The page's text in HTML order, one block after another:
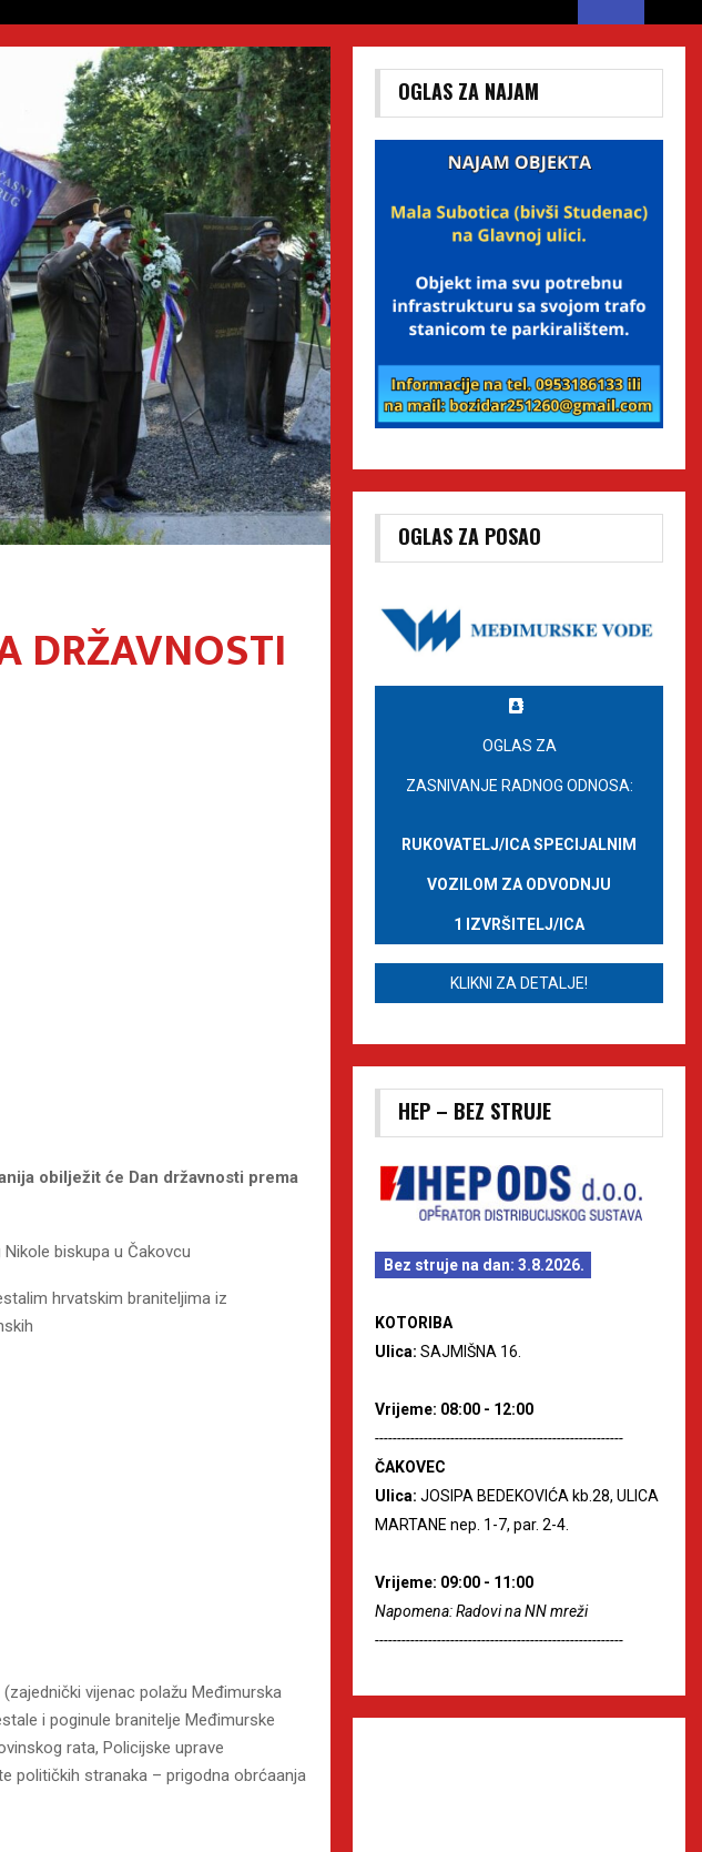
DRŽAVNOSTI
obilježit će Dan državnosti prema
biskupa u Čakovcu
hrvatskim braniteljima iz
vijenac polažu Međimurska
i poginule branitelje Međimurske
rata, Policijske uprave
političkih stranaka – prigodna obrćaanja
OGLAS ZA NAJAM
OGLAS ZA POSAO
OGLAS ZA
ZASNIVANJE RADNOG ODNOSA:
RUKOVATELJ/ICA SPECIJALNIM
VOZILOM ZA ODVODNJU
1 IZVRŠITELJ/ICA
KLIKNI ZA DETALJE!
HEP – BEZ STRUJE
Bez struje na dan: 3.8.2026.
KOTORIBA
Ulica: SAJMIŠNA 16.
Vrijeme: 08:00 - 12:00
--------------------------------------------------------
ČAKOVEC
Ulica: JOSIPA BEDEKOVIĆA kb.28, ULICA
MARTANE nep. 1-7, par. 2-4.
Vrijeme: 09:00 - 11:00
Napomena: Radovi na NN mreži
--------------------------------------------------------